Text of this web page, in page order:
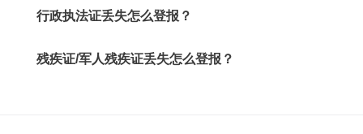
行政执法证丢失怎么登报？
残疾证/军人残疾证丢失怎么登报？